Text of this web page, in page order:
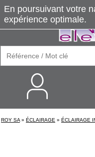
ROY SA » ÉCLAIRAGE » ÉCLAIRAGE
En poursuivant votre
expérience